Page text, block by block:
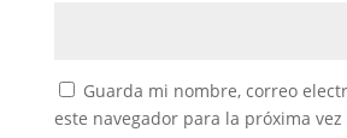
Guarda mi nombre, correo
este navegador para la próxima